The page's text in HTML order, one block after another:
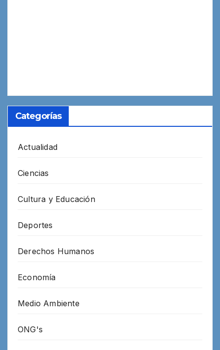
Categorías
Actualidad
Ciencias
Cultura y Educación
Deportes
Derechos Humanos
Economía
Medio Ambiente
ONG's